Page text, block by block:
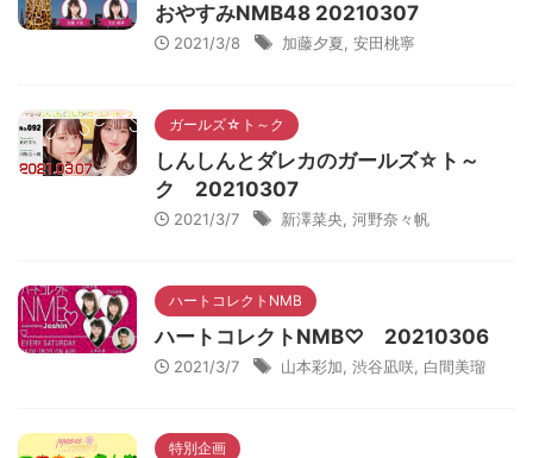
おやすみNMB48 20210307
2021/3/8 加藤夕夏 安田桃寧
ガールズ☆ト～ク
しんしんとダレカのガールズ☆ト～
ク 20210307
2021/3/7 新澤菜央 河野奈々帆
ハートコレクトNMB
ハートコレクトNMB♡ 20210306
2021/3/7 山本彩加 渋谷凪咲 白間美瑠
特別企画